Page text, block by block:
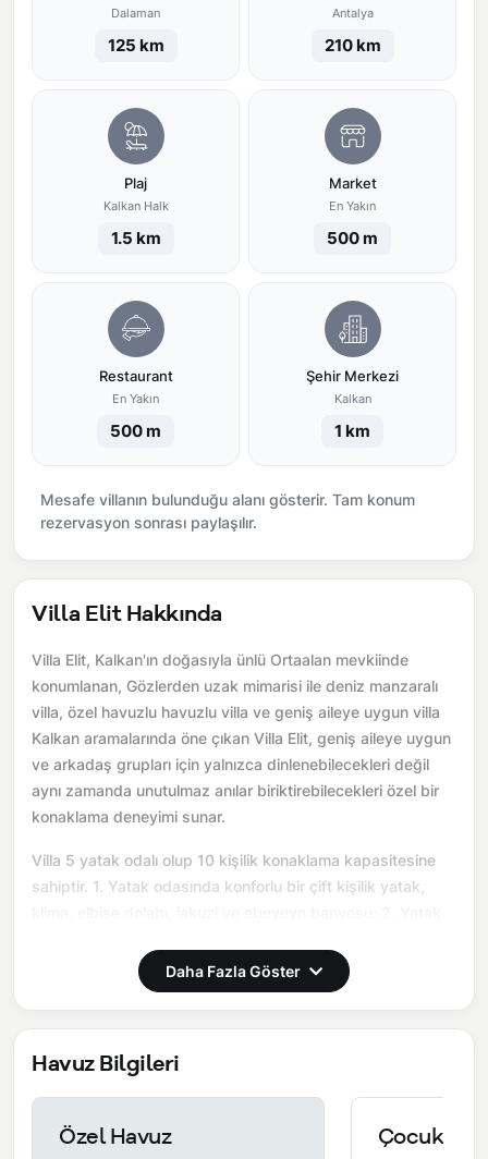
Dalaman
125 km
Antalya
210 km
Plaj
Kalkan Halk
1.5 km
Market
En Yakın
500 m
Restaurant
En Yakın
500 m
Şehir Merkezi
Kalkan
1 km
Mesafe villanın bulunduğu alanı gösterir. Tam konum
rezervasyon sonrası paylaşılır.
Villa Elit Hakkında
Villa Elit, Kalkan'ın doğasıyla ünlü Ortaalan mevkiinde
konumlanan, Gözlerden uzak mimarisi ile deniz manzaralı
villa, özel havuzlu havuzlu villa ve geniş aileye uygun villa
Kalkan aramalarında öne çıkan Villa Elit, geniş aileye uygun
ve arkadaş grupları için yalnızca dinlenebilecekleri değil
aynı zamanda unutulmaz anılar biriktirebilecekleri özel bir
konaklama deneyimi sunar.
Villa 5 yatak odalı olup 10 kişilik konaklama kapasitesine
sahiptir. 1. Yatak odasında konforlu bir çift kişilik yatak,
ve ebeveyn banyosu; 3. Yatak odasında konforlu bir çift
kişilik yatak, klima, elbise dolabı ve ebeveyn banyosu; 4.
tek kişilik yatak, klima, elbise dolabı ve ebeveyn banyosu
bulunmaktadır. Salon bölümünde modern oturma grubu,
televizyon, klima ve açık plan tam donanımlı mutfak yer
almaktadır. Mutfakta buzdolabı, ocak, fırın, yemek takımları
Daha Fazla Göster
Havuz Bilgileri
Özel Havuz Çocuk